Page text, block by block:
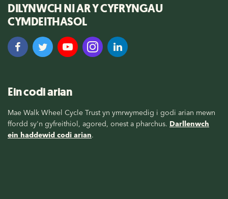
DILYNWCH NI AR Y CYFRYNGAU
CYMDEITHASOL
Ein codi arian
Mae Walk Wheel Cycle Trust yn ymrwymedig i godi arian mewn
ffordd sy'n gyfreithiol, agored, onest a pharchus. Darllenwch
ein haddewid codi arian.